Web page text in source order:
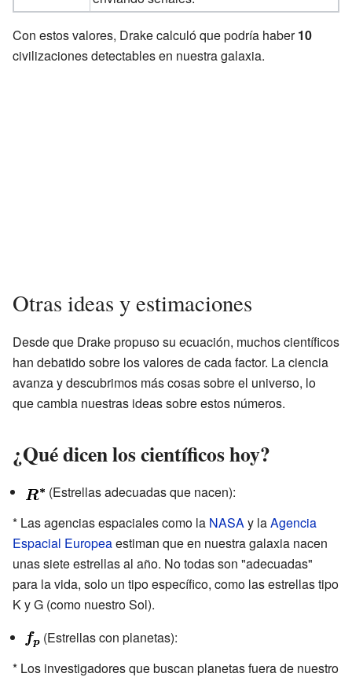
Con estos valores, Drake calculó que podría haber10
civilizaciones detectables en nuestra galaxia.
Otras ideas y estimaciones
Desde que Drake propuso su ecuación, muchos científicos
han debatido sobre los valores de cada factor. La ciencia
avanza y descubrimos más cosas sobre el universo, lo
que cambia nuestras ideas sobre estos números.
¿Qué dicen los científicos hoy?
(Estrellas adecuadas que nacen):
* Las agencias espaciales como la NASAy laAgencia
Espacial Europeaestiman que en nuestra galaxia nacen
unas siete estrellas al año. No todas son "adecuadas"
para la vida, solo un tipo específico, como las estrellas tipo
K y G (como nuestro Sol).
(Estrellas con planetas):
* Los investigadores que buscan planetas fuera de nuestro